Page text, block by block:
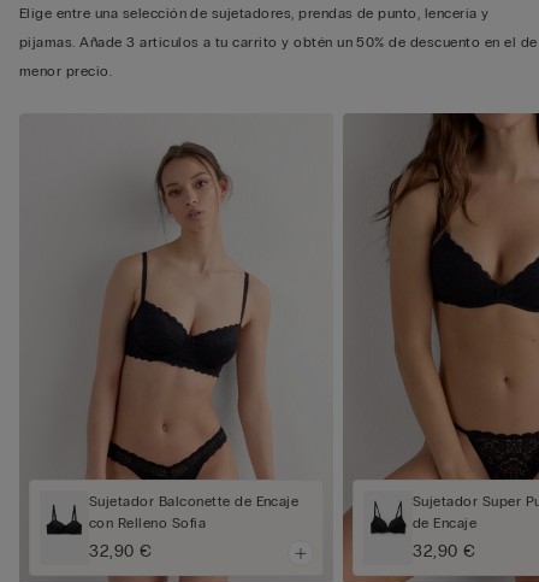
Elige entre una selección de sujetadores, prendas de punto, lencería y
pijamas. Añade 3 artículos a tu carrito y obtén un 50% de descuento en el de
menor precio.
Sujetador Balconette de Encaje
con Relleno Sofia
32,90 €
Sujetador Super
de Encaje
32,90 €